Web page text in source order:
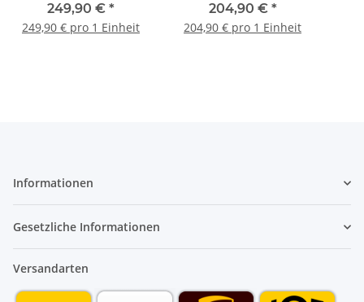
249,90 € *
249,90 € pro 1 Einheit
204,90 € *
204,90 € pro 1 Einheit
Informationen
Gesetzliche Informationen
Versandarten